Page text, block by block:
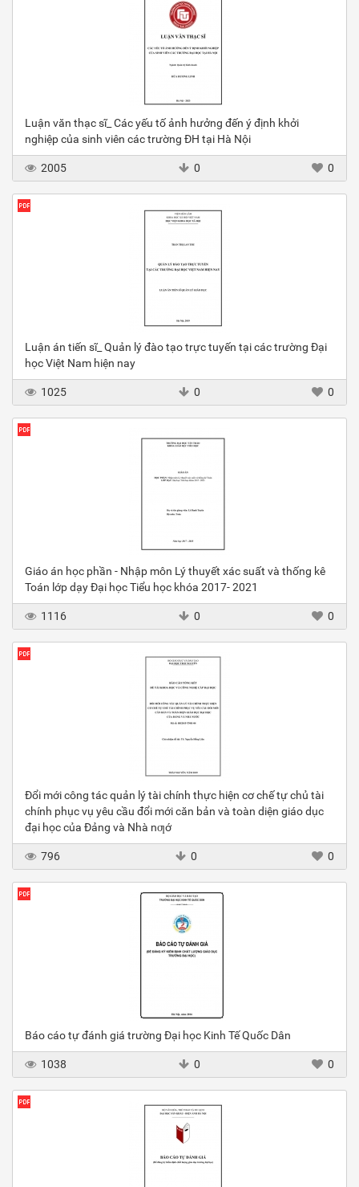
Luận văn thạc sĩ_ Các yếu tố ảnh hưởng đến ý định khởi
nghiệp của sinh viên các trường ĐH tại Hà Nội
2005 0 0
Luận án tiến sĩ_ Quản lý đào tạo trực tuyến tại các trường Đại
học Việt Nam hiện nay
1025 0 0
Giáo án học phần - Nhập môn Lý thuyết xác suất và thống kê
Toán lớp dạy Đại học Tiểu học khóa 2017- 2021
1116 0 0
Đổi mới công tác quản lý tài chính thực hiện cơ chế tự chủ tài
chính phục vụ yêu cầu đổi mới căn bản và toàn diện giáo dục
đại học của Đảng và Nhà nƣớ
796 0 0
Báo cáo tự đánh giá trường Đại học Kinh Tế Quốc Dân
1038 0 0